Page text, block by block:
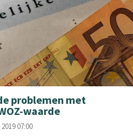
problemen met
waarde
07:00